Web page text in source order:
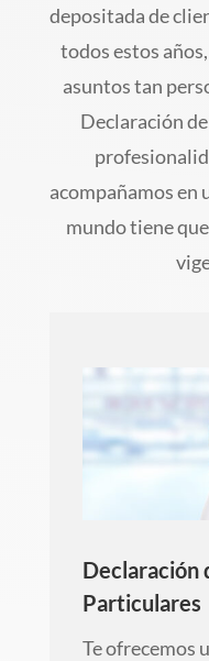
depositada de
todos estos
asuntos tan
Declaración
acompañamos en
mundo tiene
Declaración
Particulares
Te ofrecemos